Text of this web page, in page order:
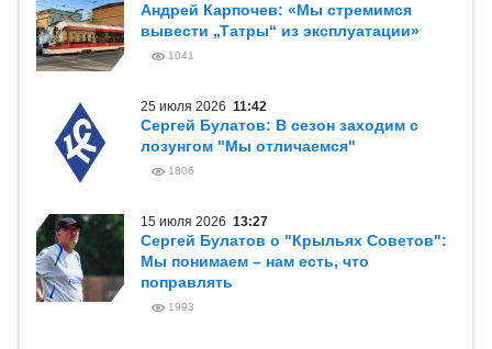
Андрей Карпочев: «Мы стремимся
вывести „Татры“ из эксплуатации»
1041
25 июля 2026 11:42
Сергей Булатов: В сезон заходим с
лозунгом "Мы отличаемся"
1806
15 июля 2026 13:27
Сергей Булатов о "Крыльях Советов":
Мы понимаем – нам есть, что
поправлять
1993